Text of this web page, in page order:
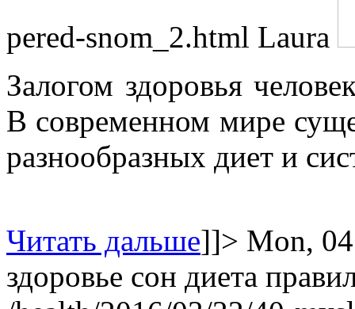
pered-snom_2.html Laura
Залогом здоровья
В современном мире
разнообразных диет и
Читать дальше]]> Mon,
здоровье сон диета